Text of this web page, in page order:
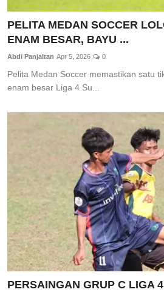
PELITA MEDAN SOCCER
ENAM BESAR, BAYU ...
Abdi Panjaitan Apr 5, 2026 0
Pelita Medan Soccer memastikan satu
enam besar Liga 4 Su...
PERSAINGAN GRUP C LIGA